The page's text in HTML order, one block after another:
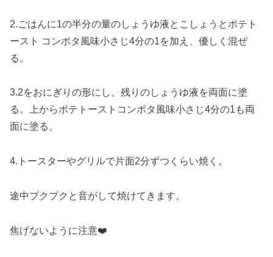
2.ごはんに1の半分の量のしょうゆ液とこしょうとポテト
ースト コンポタ風味小さじ4分の1を加え、優しく混ぜ
る。
3.2をおにぎりの形にし。残りのしょうゆ液を両面に塗
る。上からポテトーストコンポタ風味小さじ4分の1も両
面に塗る。
4.トースターやグリルで片面2分ずつくらい焼く。
途中プクプクと音がして焼けてきます。
焦げないように注意❤️